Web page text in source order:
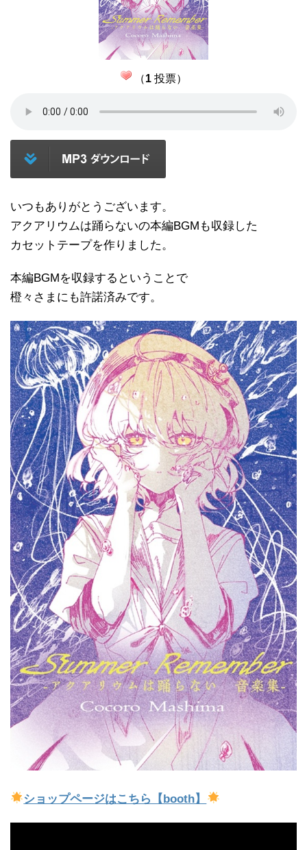
（1投票）
いつもありがとうございます。
アクアリウムは踊らないの本編BGMも収録した
カセットテープを作りました。
本編BGMを収録するということで
橙々さまにも許諾済みです。
ショップページはこちら【booth】